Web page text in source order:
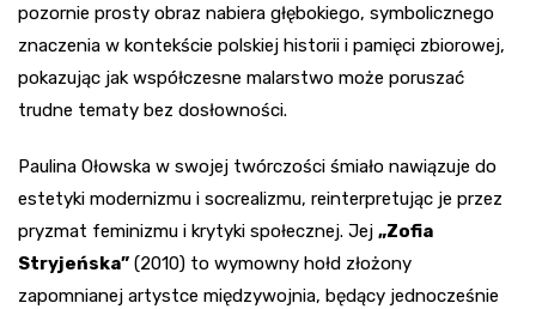
pozornie prosty obraz nabiera głębokiego, symbolicznego
znaczenia w kontekście polskiej historii i pamięci zbiorowej,
pokazując jak współczesne malarstwo może poruszać
trudne tematy bez dosłowności.
Paulina Ołowska w swojej twórczości śmiało nawiązuje do
estetyki modernizmu i socrealizmu, reinterpretując je przez
pryzmat feminizmu i krytyki społecznej. Jej „Zofia
Stryjeńska” (2010) to wymowny hołd złożony
zapomnianej artystce międzywojnia, będący jednocześnie